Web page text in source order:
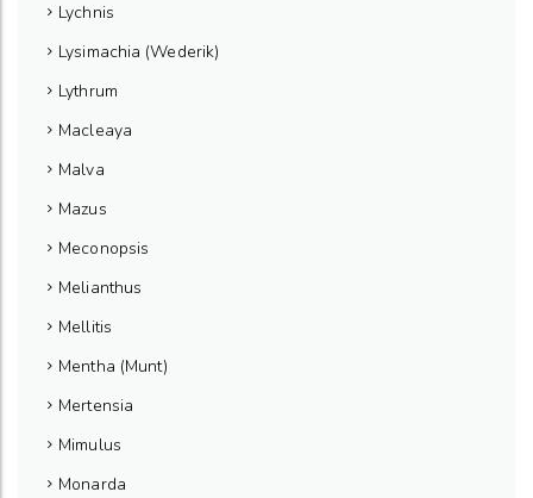
Lychnis
Lysimachia (Wederik)
Lythrum
Macleaya
Malva
Mazus
Meconopsis
Melianthus
Mellitis
Mentha (Munt)
Mertensia
Mimulus
Monarda